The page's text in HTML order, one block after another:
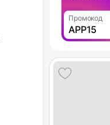
Промокод
APP15